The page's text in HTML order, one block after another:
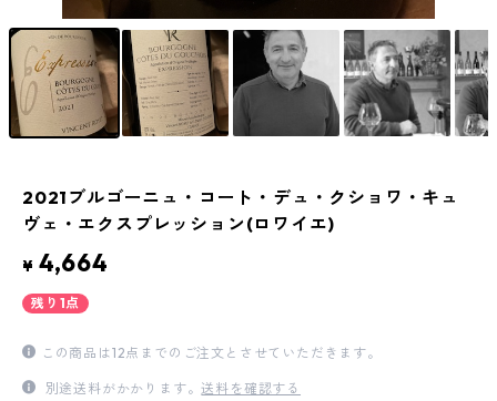
2021ブルゴーニュ・コート・デュ・クショワ・キュ
ヴェ・エクスプレッション(ロワイエ)
¥ 4,664
残り1点
この商品は12点までのご注文とさせていただきます。
別途送料がかかります。送料を確認する